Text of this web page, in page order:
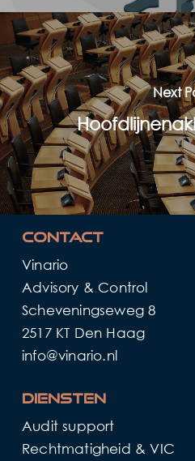
Next
Contact
Vinario
Advisory & Control
Scheveningseweg 8
2517 KT Den Haag
info@vinario.nl
Diensten
Audit support
Rechtmatigheid & VIC